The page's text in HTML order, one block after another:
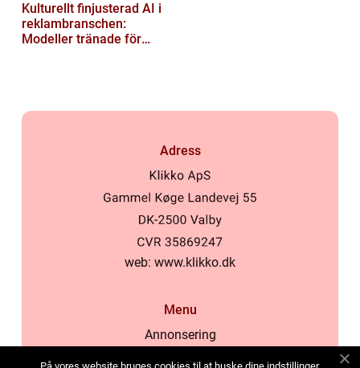
Kulturellt finjusterad AI i
reklambranschen:
Modeller tränade för
Adress
web: www.klikko.dk
Menu
Annonsering